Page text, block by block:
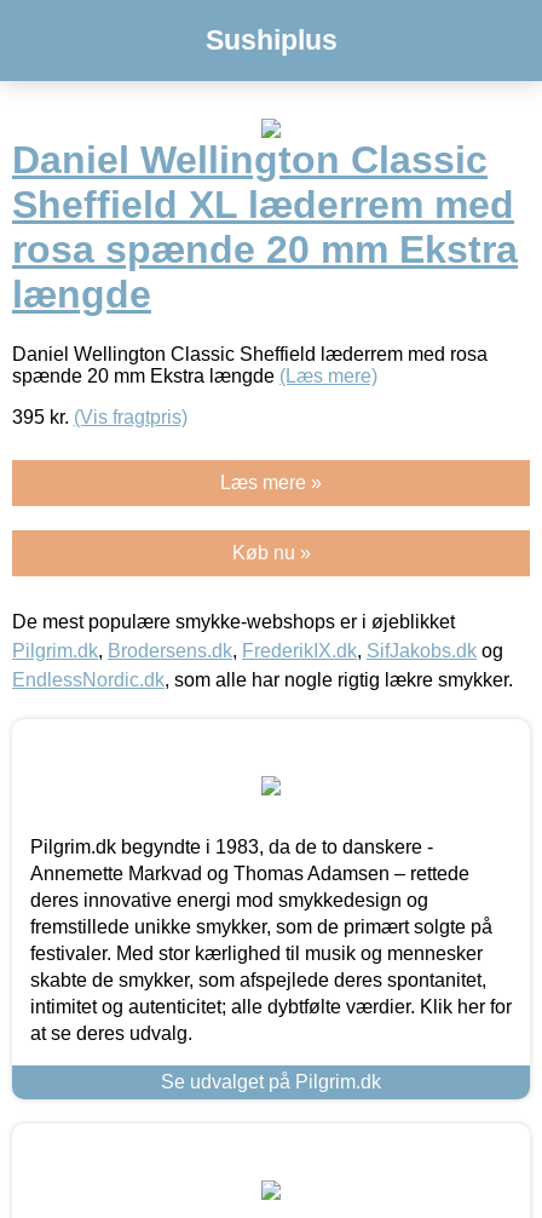
Sushiplus
Daniel Wellington Classic
Sheffield XL læderrem med
rosa spænde 20 mm Ekstra
længde
Daniel Wellington Classic Sheffield læderrem med rosa
spænde 20 mm Ekstra længde (Læs mere)
395 kr. (Vis fragtpris)
Læs mere »
Køb nu »
De mest populære smykke-webshops er i øjeblikket
Pilgrim.dk, Brodersens.dk, FrederikIX.dk, SifJakobs.dk og
EndlessNordic.dk, som alle har nogle rigtig lækre smykker.
Pilgrim.dk begyndte i 1983, da de to danskere -
Annemette Markvad og Thomas Adamsen – rettede
deres innovative energi mod smykkedesign og
fremstillede unikke smykker, som de primært solgte på
festivaler. Med stor kærlighed til musik og mennesker
skabte de smykker, som afspejlede deres spontanitet,
intimitet og autenticitet; alle dybtfølte værdier. Klik her for
at se deres udvalg.
Se udvalget på Pilgrim.dk